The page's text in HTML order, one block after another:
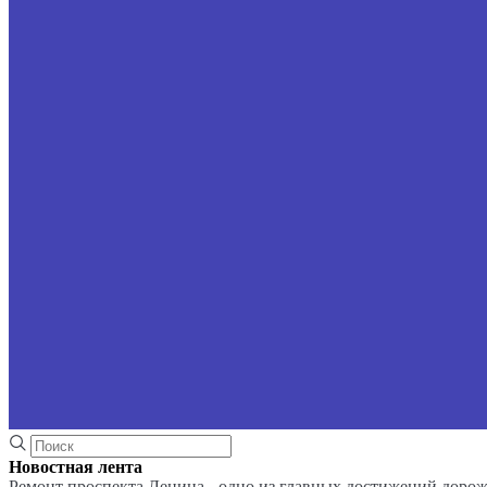
Новостная лента